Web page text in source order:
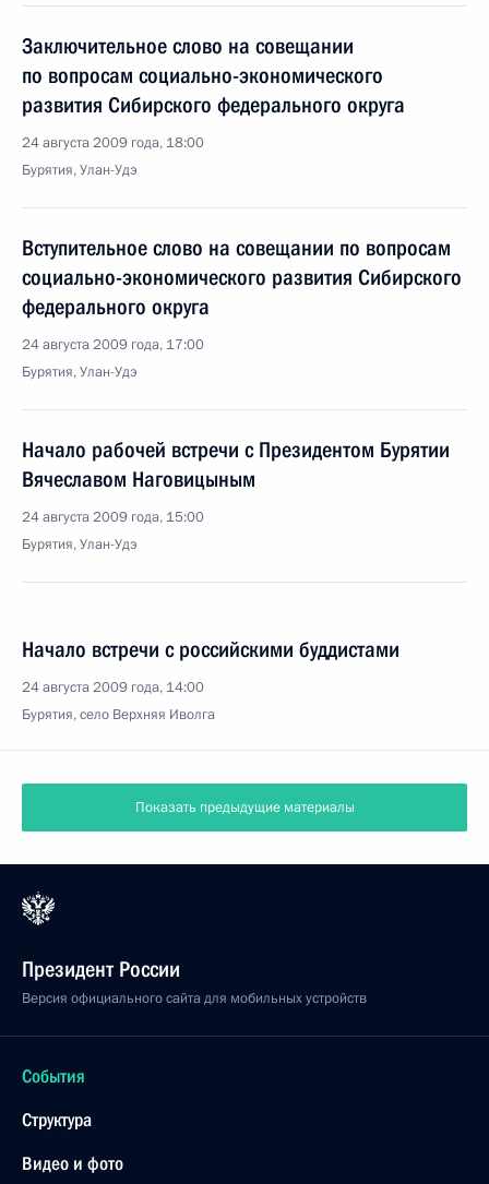
Заключительное слово на совещании
по вопросам социально-экономического
развития Сибирского федерального округа
24 августа 2009 года, 18:00
Бурятия, Улан-Удэ
Вступительное слово на совещании по вопросам
социально-экономического развития Сибирского
федерального округа
24 августа 2009 года, 17:00
Бурятия, Улан-Удэ
Начало рабочей встречи с Президентом Бурятии
Вячеславом Наговицыным
24 августа 2009 года, 15:00
Бурятия, Улан-Удэ
Начало встречи с российскими буддистами
24 августа 2009 года, 14:00
Бурятия, село Верхняя Иволга
Показать предыдущие материалы
Президент России
Версия официального сайта для мобильных устройств
События
Структура
Видео и фото